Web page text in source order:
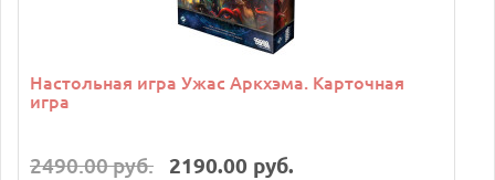
Настольная игра Ужас Аркхэма. Карточная
игра
2490.00 руб. 2190.00 руб.